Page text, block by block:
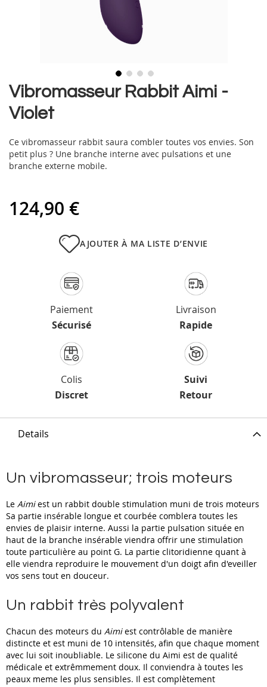
Skip
the
beginning
the
images
gallery
Vibromasseur Rabbit Aimi -
Violet
Ce vibromasseur rabbit saura combler toutes vos envies. Son
petit plus ? Une branche interne avec pulsations et une
branche externe mobile.
124,90 €
AJOUTER À MA LISTE D’ENVIE
Paiement
Sécurisé
Livraison
Rapide
Colis
Discret
Suivi
Retour
Details
Un vibromasseur; trois moteurs
Le Aimiest un rabbit double stimulation muni de trois moteurs
Sa partie insérable longue et courbée comblera toutes les
envies de plaisir interne. Aussi la partie pulsation située en
haut de la branche insérable viendra offrir une stimulation
toute particulière au point G. La partie clitoridienne quant à
elle viendra reproduire le mouvement d'un doigt afin d'eveiller
vos sens tout en douceur.
Un rabbit très polyvalent
Chacun des moteurs du Aimiest contrôlable de manière
distincte et est muni de 10 intensités, afin que chaque moment
avec lui soit inoubliable. Le silicone du Aimi est de qualité
médicale et extrêmmement doux. Il conviendra à toutes les
peaux meme les plus sensibles. Il est complètement